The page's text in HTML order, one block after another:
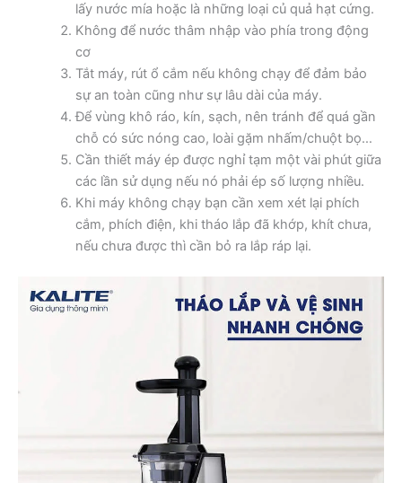
lấy nước mía hoặc là những loại củ quả hạt cứng.
Không để nước thâm nhập vào phía trong động
cơ
Tắt máy, rút ổ cắm nếu không chạy để đảm bảo
sự an toàn cũng như sự lâu dài của máy.
Để vùng khô ráo, kín, sạch, nên tránh để quá gần
chỗ có sức nóng cao, loài gặm nhấm/chuột bọ…
Cần thiết máy ép được nghỉ tạm một vài phút giữa
các lần sử dụng nếu nó phải ép số lượng nhiều.
Khi máy không chạy bạn cần xem xét lại phích
cắm, phích điện, khi tháo lắp đã khớp, khít chưa,
nếu chưa được thì cần bỏ ra lắp ráp lại.